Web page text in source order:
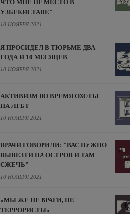
ЧТО МНЕ НЕ МЕСТО В
УЗБЕКИСТАНЕ"
10 НОЯБРЯ 2021
Я ПРОСИДЕЛ В ТЮРЬМЕ ДВА
ГОДА И 10 МЕСЯЦЕВ
10 НОЯБРЯ 2021
АКТИВИЗМ ВО ВРЕМЯ ОХОТЫ
НА ЛГБТ
10 НОЯБРЯ 2021
ВРАЧИ ГОВОРИЛИ: "ВАС НУЖНО
ВЫВЕЗТИ НА ОСТРОВ И ТАМ
СЖЕЧЬ”
10 НОЯБРЯ 2021
«МЫ ЖЕ НЕ ВРАГИ, НЕ
ТЕРРОРИСТЫ»